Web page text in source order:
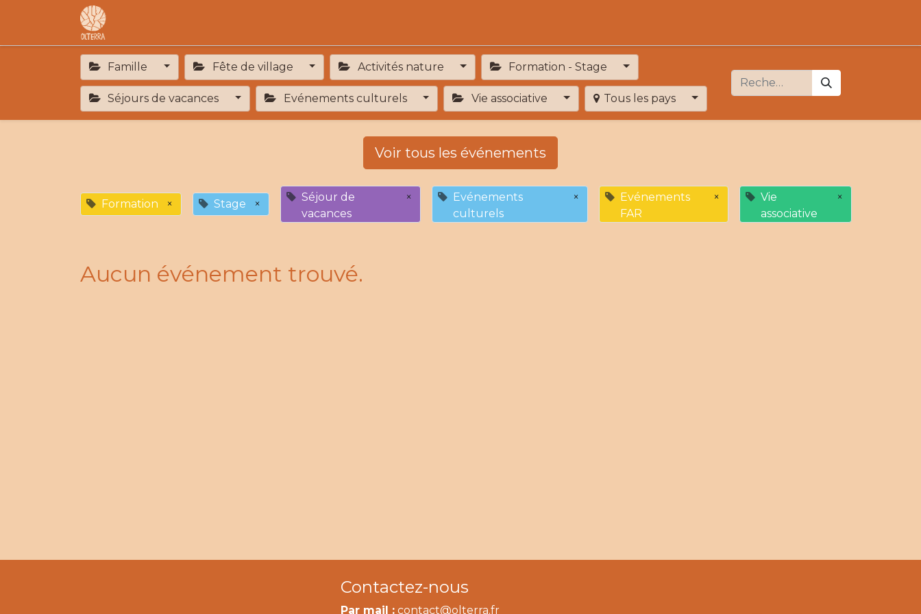
Famille Fête de village Activités nature Formation - Stage
Séjours de vacances Evénements culturels Vie associative Tous les pays
Voir tous les événements
Formation × Stage ×
Séjour de
vacances
×
Evénements
culturels
×
Evénements
FAR
×
Vie
associative
×
Aucun événement trouvé.
Contactez-nous
Par mail : contact@olterra.fr